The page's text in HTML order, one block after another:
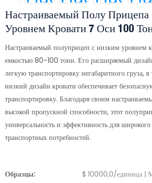
Настраиваемый Полу
Уровнем Кровати 7 Оси 100
Настраиваемый полуприцеп с низким уровнем
емкостью 80-100 тонн. Его расширяемый
легкую транспортировку негабаритного груза,
низкий дизайн кровати обеспечивает
транспортировку. Благодаря своим
высокой пропускной способности, этот
универсальность и эффективность для широкого
транспортных потребностей.
Образцы:
$ 10000,0/единица |